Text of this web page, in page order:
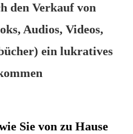
den Verkauf von
Audios, Videos,
ein lukratives
Sie von zu Hause